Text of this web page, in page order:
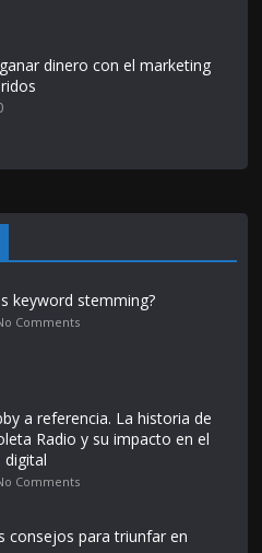
dinero con el marketing
keyword stemming?
Comments
a referencia. La historia de
Radio y su impacto en el
digital
Comments
consejos para triunfar en